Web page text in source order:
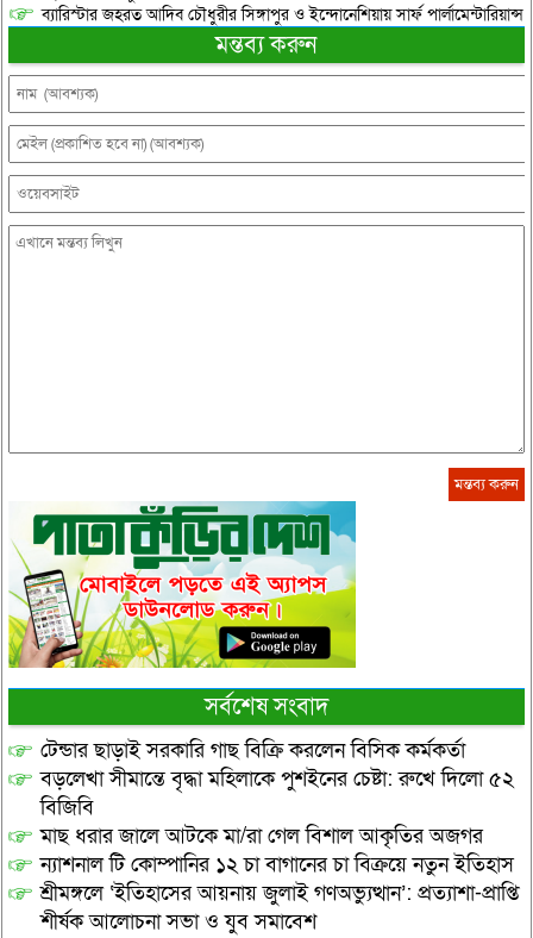
ব্যারিস্টার জহরত আদিব চৌধুরীর সিঙ্গাপুর ও ইন্দোনেশিয়ায় সার্ফ পার্লামেন্টারিয়ান্স
মন্তব্য করুন
সর্বশেষ সংবাদ
টেন্ডার ছাড়াই সরকারি গাছ বিক্রি করলেন বিসিক কর্মকর্তা
বড়লেখা সীমান্তে বৃদ্ধা মহিলাকে পুশইনের চেষ্টা: রুখে দিলো ৫২
বিজিবি
মাছ ধরার জালে আটকে মা/রা গেল বিশাল আকৃতির অজগর
ন্যাশনাল টি কোম্পানির ১২ চা বাগানের চা বিক্রয়ে নতুন ইতিহাস
শ্রীমঙ্গলে ‘ইতিহাসের আয়নায় জুলাই গণঅভ্যুত্থান’: প্রত্যাশা-প্রাপ্তি
শীর্ষক আলোচনা সভা ও যুব সমাবেশ